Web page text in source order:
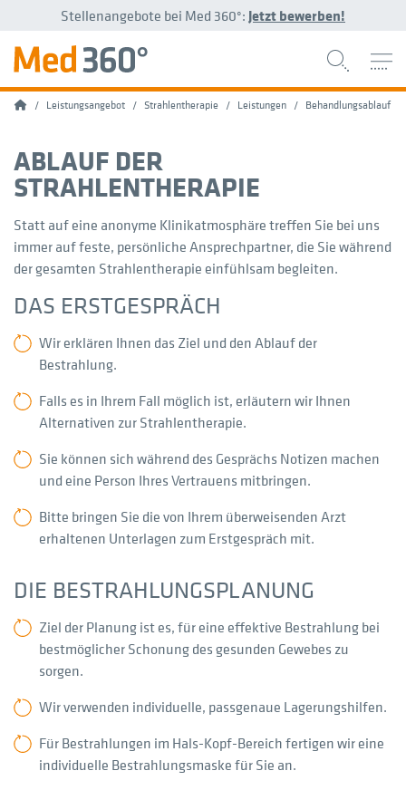
Stellenangebote bei Med 360°: Jetzt bewerben!
HomeLeistungsangebot Strahlentherapie Leistungen Behandlungsablauf
ABLAUF DER
STRAHLENTHERAPIE
Statt auf eine anonyme Klinikatmosphäre treffen Sie bei uns
immer auf feste, persönliche Ansprechpartner, die Sie während
der gesamten Strahlentherapie einfühlsam begleiten.
DAS ERSTGESPRÄCH
Wir erklären Ihnen das Ziel und den Ablauf der
Bestrahlung.
Falls es in Ihrem Fall möglich ist, erläutern wir Ihnen
Alternativen zur Strahlentherapie.
Sie können sich während des Gesprächs Notizen machen
und eine Person Ihres Vertrauens mitbringen.
Bitte bringen Sie die von Ihrem überweisenden Arzt
erhaltenen Unterlagen zum Erstgespräch mit.
DIE BESTRAHLUNGSPLANUNG
Ziel der Planung ist es, für eine effektive Bestrahlung bei
bestmöglicher Schonung des gesunden Gewebes zu
sorgen.
Wir verwenden individuelle, passgenaue Lagerungshilfen.
Für Bestrahlungen im Hals-Kopf-Bereich fertigen wir eine
individuelle Bestrahlungsmaske für Sie an.